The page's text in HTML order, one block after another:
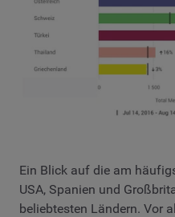
Ein Blick auf die am
USA, Spanien und
beliebtesten Ländern. Vor